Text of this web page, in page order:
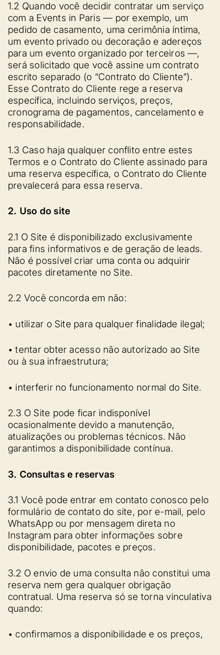
1.2 Quando você decidir contratar um serviço
com a Events in Paris — por exemplo, um
pedido de casamento, uma cerimônia íntima,
um evento privado ou decoração e adereços
para um evento organizado por terceiros —,
será solicitado que você assine um contrato
escrito separado (o “Contrato do Cliente”).
Esse Contrato do Cliente rege a reserva
específica, incluindo serviços, preços,
cronograma de pagamentos, cancelamento e
responsabilidade.
1.3 Caso haja qualquer conflito entre estes
Termos e o Contrato do Cliente assinado para
uma reserva específica, o Contrato do Cliente
prevalecerá para essa reserva.
2. Uso do site
2.1 O Site é disponibilizado exclusivamente
para fins informativos e de geração de leads.
Não é possível criar uma conta ou adquirir
pacotes diretamente no Site.
2.2 Você concorda em não:
• utilizar o Site para qualquer finalidade ilegal;
• tentar obter acesso não autorizado ao Site
ou à sua infraestrutura;
• interferir no funcionamento normal do Site.
2.3 O Site pode ficar indisponível
ocasionalmente devido a manutenção,
atualizações ou problemas técnicos. Não
garantimos a disponibilidade contínua.
3. Consultas e reservas
3.1 Você pode entrar em contato conosco pelo
formulário de contato do site, por e-mail, pelo
WhatsApp ou por mensagem direta no
Instagram para obter informações sobre
disponibilidade, pacotes e preços.
3.2 O envio de uma consulta não constitui uma
reserva nem gera qualquer obrigação
contratual. Uma reserva só se torna vinculativa
quando:
• confirmamos a disponibilidade e os preços,